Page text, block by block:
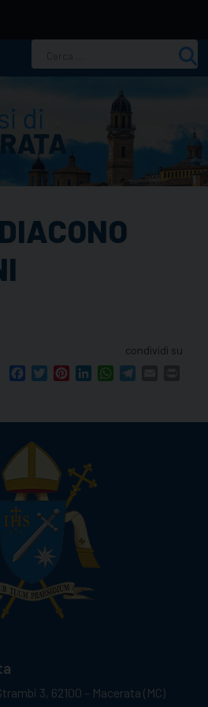
per:
condividi su
FacebookTwitterPinterestLinkedInWhatsApp
3, 62100 – Macerata (MC)